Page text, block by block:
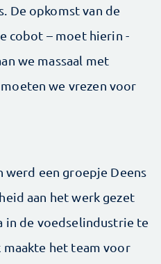
De ­opkomst van de
cobot – moet hierin
we massaal met
we vrezen voor
werd een groepje Deens
aan het werk gezet
in de voedselindustrie te
het team voor